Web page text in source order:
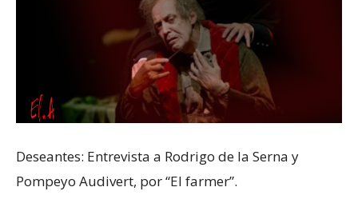
Deseantes: Entrevista a Rodrigo de la Serna y
Pompeyo Audivert, por “El farmer”.